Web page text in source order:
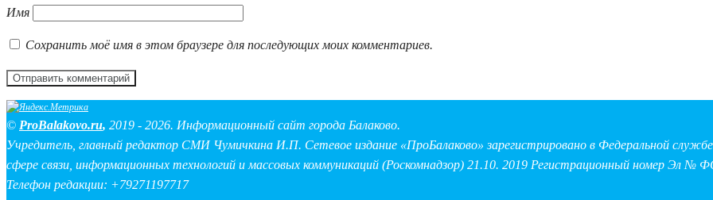
Имя
Сохранить моё имя в этом браузере для последующих моих комментариев.
© ProBalakovo.ru, 2019 - 2026. Информационный сайт города Балаково.
Учредитель, главный редактор СМИ Чумичкина И.П. Сетевое издание «ПроБалаково» зарегистрировано в Федеральной службе
сфере связи, информационных технологий и массовых коммуникаций (Роскомнадзор) 21.10. 2019 Регистрационный номер Эл №
Телефон редакции: +79271197717